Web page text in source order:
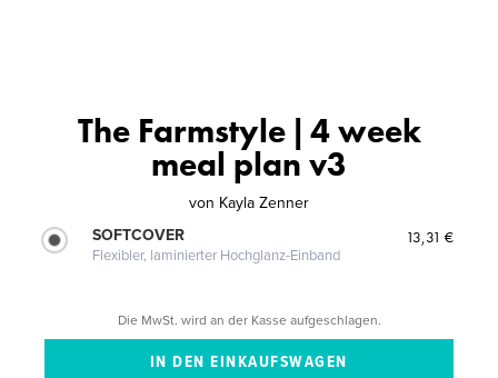
The Farmstyle | 4 week
meal plan v3
von Kayla Zenner
SOFTCOVER
Flexibler, laminierter Hochglanz-Einband
13,31 €
Die MwSt. wird an der Kasse aufgeschlagen.